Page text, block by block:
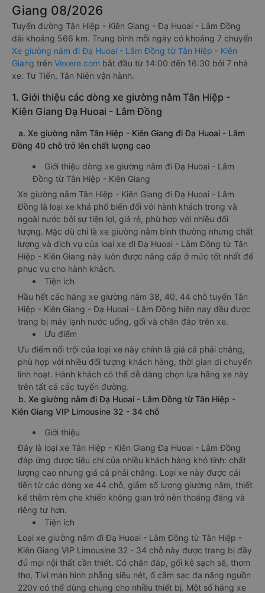
Giang 08/2026
Tuyến đường Tân Hiệp - Kiên Giang - Đạ Huoai - Lâm Đồng
dài khoảng 566 km. Trung bình mỗi ngày có khoảng 7 chuyến
Xe giường nằm đi Đạ Huoai - Lâm Đồng từ Tân Hiệp - Kiên
Giang trên Vexere.com bắt đầu từ 14:00 đến 16:30 bởi 7 nhà
xe: Tư Tiến, Tân Niên vận hành.
1. Giới thiệu các dòng xe giường nằm Tân Hiệp -
Kiên Giang Đạ Huoai - Lâm Đồng
a. Xe giường nằm Tân Hiệp - Kiên Giang đi Đạ Huoai - Lâm
Đồng 40 chỗ trở lên chất lượng cao
Giới thiệu dòng xe giường nằm đi Đạ Huoai - Lâm
Đồng từ Tân Hiệp - Kiên Giang
Xe giường nằm Tân Hiệp - Kiên Giang đi Đạ Huoai - Lâm
Đồng là loại xe khá phổ biến đối với hành khách trong và
ngoài nước bởi sự tiện lợi, giá rẻ, phù hợp với nhiều đối
tượng. Mặc dù chỉ là xe giường nằm bình thường nhưng chất
lượng và dịch vụ của loại xe đi Đạ Huoai - Lâm Đồng từ Tân
Hiệp - Kiên Giang này luôn được nâng cấp ở mức tốt nhất để
phục vụ cho hành khách.
Tiện ích
Hầu hết các hãng xe giường nằm 38, 40, 44 chỗ tuyến Tân
Hiệp - Kiên Giang - Đạ Huoai - Lâm Đồng hiện nay đều được
trang bị máy lạnh nước uống, gối và chăn đắp trên xe.
Ưu điểm
Ưu điểm nổi trội của loại xe này chính là giá cả phải chăng,
phù hợp với nhiều đối tượng khách hàng, thời gian di chuyển
linh hoạt. Hành khách có thể dễ dàng chọn lựa hãng xe này
trên tất cả các tuyến đường.
b. Xe giường nằm đi Đạ Huoai - Lâm Đồng từ Tân Hiệp -
Kiên Giang VIP Limousine 32 - 34 chỗ
Giới thiệu
Đây là loại xe Tân Hiệp - Kiên Giang Đạ Huoai - Lâm Đồng
đáp ứng được tiêu chí của nhiều khách hàng khó tính: chất
lượng cao nhưng giá cả phải chăng. Loại xe này được cải
tiến từ các dòng xe 44 chỗ, giảm số lượng giường nằm, thiết
kế thêm rèm che khiến không gian trở nên thoáng đãng và
riêng tư hơn.
Tiện ích
Loại xe giường nằm đi Đạ Huoai - Lâm Đồng từ Tân Hiệp -
Kiên Giang VIP Limousine 32 - 34 chỗ này được trang bị đầy
đủ mọi nội thất cần thiết. Có chăn đắp, gối kê sạch sẽ, thơm
tho, Tivi màn hình phẳng siêu nét, ổ cắm sạc đa năng nguồn
220v có thể dùng chung cho nhiều thiết bị. Một số hãng xe